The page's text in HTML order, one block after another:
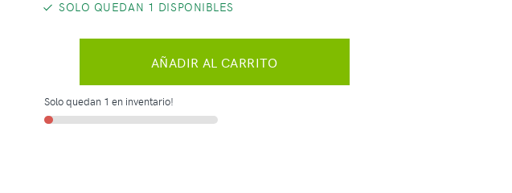
SOLO QUEDAN 1 DISPONIBLES
AÑADIR AL CARRITO
Solo quedan 1 en inventario!